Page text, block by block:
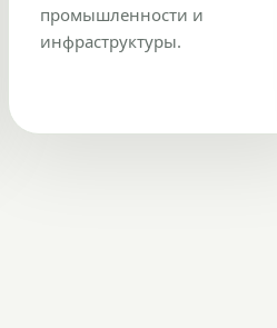
промышленности и
инфраструктуры.